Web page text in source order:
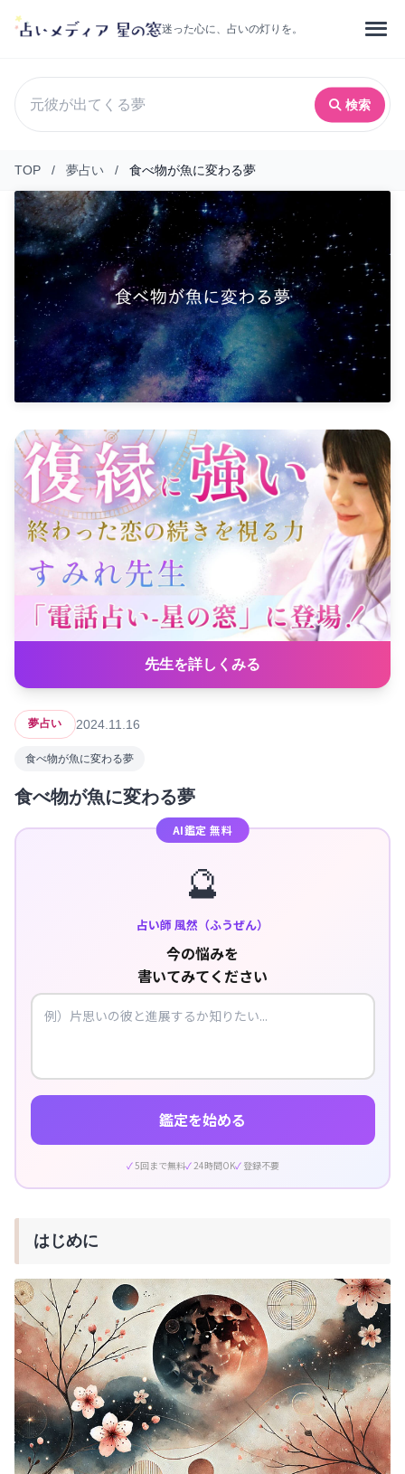
迷った心に、占いの灯りを。
検索
TOP / 夢占い / 食べ物が魚に変わる夢
先生を詳しくみる
夢占い 2024.11.16
食べ物が魚に変わる夢
食べ物が魚に変わる夢
AI鑑定 無料
🔮
占い師 風然（ふうぜん）
今の悩みを
書いてみてください
鑑定を始める
5回まで無料 24時間OK 登録不要
はじめに